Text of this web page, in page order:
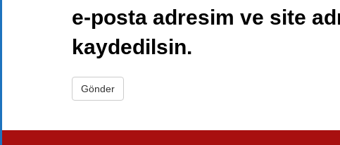
e-posta adresim ve site
kaydedilsin.